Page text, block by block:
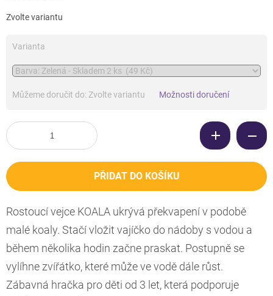
cena:
Zvolte variantu
Varianta
Můžeme doručit do: Zvolte variantu Možnosti doručení
PŘIDAT DO KOŠÍKU
Rostoucí vejce KOALA ukrývá překvapení v podobě
malé koaly. Stačí vložit vajíčko do nádoby s vodou a
během několika hodin začne praskat. Postupně se
vylíhne zvířátko, které může ve vodě dále růst.
Zábavná hračka pro děti od 3 let, která podporuje